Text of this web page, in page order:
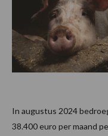
In augustus 2024
38.400 euro per maand